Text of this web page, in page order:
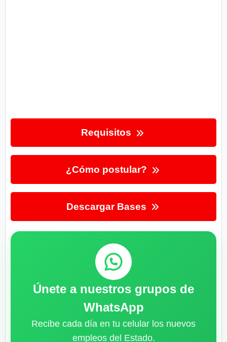
Requisitos
¿Cómo postular?
Descargar Bases
Únete a nuestros grupos de
WhatsApp
Recibe cada día en tu celular los nuevos
empleos del Estado.